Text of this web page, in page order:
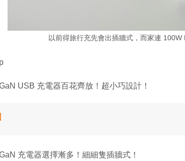
以前得旅行充先會出插牆式，而家連 100W
USB 充電器百花齊放！超小巧設計！
充電器選擇漸多！細細隻插牆式！